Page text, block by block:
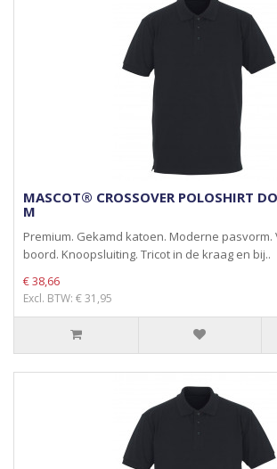
MASCOT® CROSSOVER POLOSHIRT
M
Premium. Gekamd katoen. Moderne pasvorm.
boord. Knoopsluiting. Tricot in de kraag en bij..
€ 38,66
Excl. BTW: € 31,95